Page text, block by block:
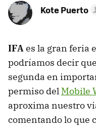
Kote Puerto
IFAes la gran feria
podríamos decir
segunda en
permiso del Mobile
aproxima nuestro
comentando lo que